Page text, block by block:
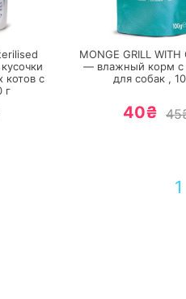
котов с
г
MONGE GRILL WITH
— влажный корм с
для собак ,
40₴
1